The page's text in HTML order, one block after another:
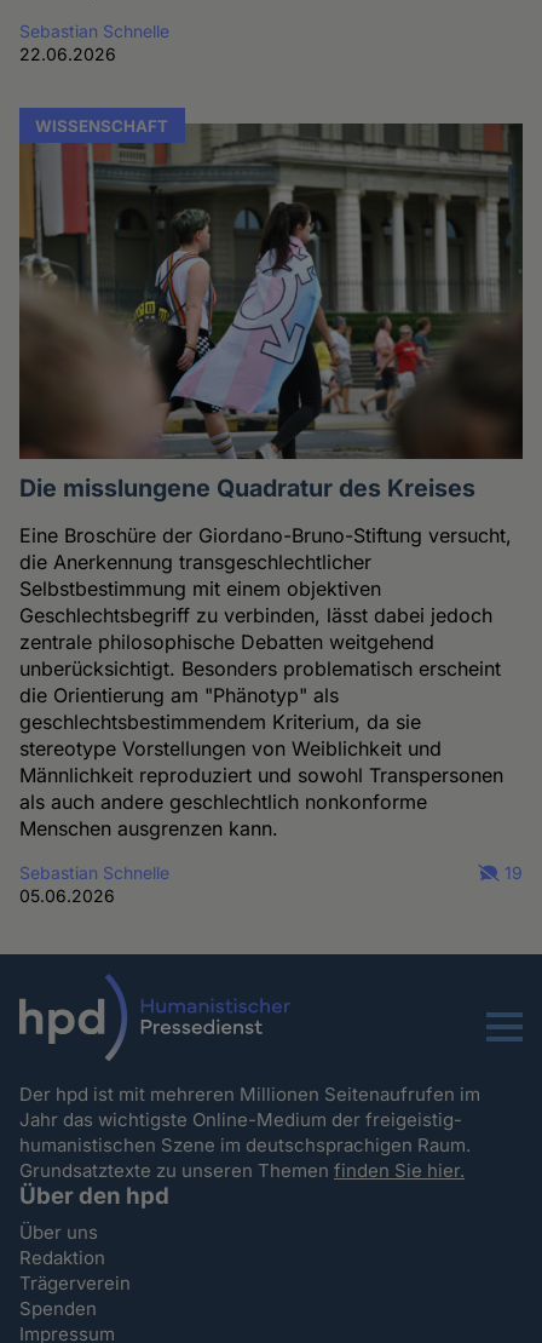
Sebastian Schnelle
22.06.2026
WISSENSCHAFT
Die misslungene Quadratur des Kreises
Eine Broschüre der Giordano-Bruno-Stiftung versucht,
die Anerkennung transgeschlechtlicher
Selbstbestimmung mit einem objektiven
Geschlechtsbegriff zu verbinden, lässt dabei jedoch
zentrale philosophische Debatten weitgehend
unberücksichtigt. Besonders problematisch erscheint
die Orientierung am "Phänotyp" als
geschlechtsbestimmendem Kriterium, da sie
stereotype Vorstellungen von Weiblichkeit und
Männlichkeit reproduziert und sowohl Transpersonen
als auch andere geschlechtlich nonkonforme
Menschen ausgrenzen kann.
Sebastian Schnelle
05.06.2026
19
Menu
Der hpd ist mit mehreren Millionen Seitenaufrufen im
Jahr das wichtigste Online-Medium der freigeistig-
humanistischen Szene im deutschsprachigen Raum.
Grundsatztexte zu unseren Themenfinden Sie hier.
Über den hpd
Über uns
Redaktion
Trägerverein
Spenden
Impressum